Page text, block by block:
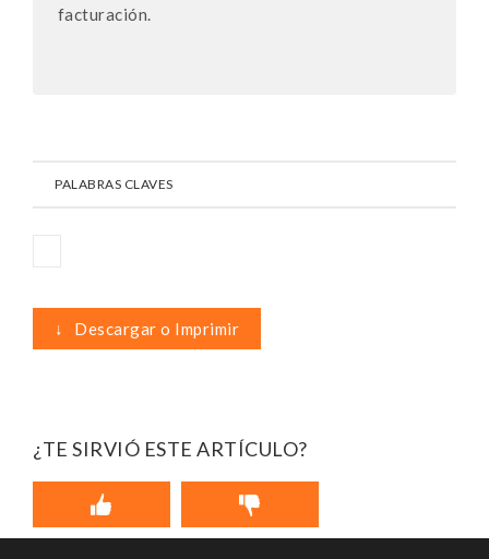
facturación.
PALABRAS CLAVES
↓ Descargar o Imprimir
¿TE SIRVIÓ ESTE ARTÍCULO?